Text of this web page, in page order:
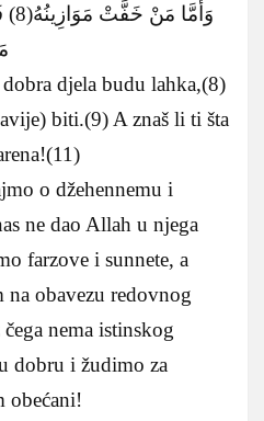
djela budu lahka,(8)
biti.(9) A znaš li ti šta
o džehennemu i
ne dao Allah u njega
farzove i sunnete, a
na obavezu redovnog
nema istinskog
dobru i žudimo za
obećani!